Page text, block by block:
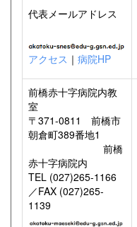
代表メールアドレス
アクセス ｜ 病院HP
前橋赤十字病院内教
室
〒371-0811 前橋市
朝倉町389番地1
前橋
赤十字病院内
TEL (027)265-1166
／FAX (027)265-
1139